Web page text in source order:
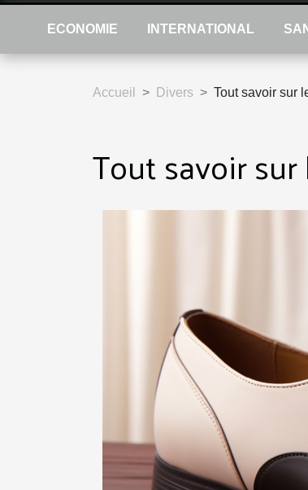
ECONOMIE INTERNATIONAL
Accueil Divers Tout savoir sur
Tout savoir